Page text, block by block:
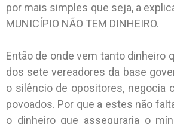
por mais simples que seja, a
MUNICÍPIO NÃO TEM DINHEIRO.
Então de onde vem tanto dinheiro
dos sete vereadores da base
o silêncio de opositores, negocia
povoados. Por que a estes não
o dinheiro que asseguraria o